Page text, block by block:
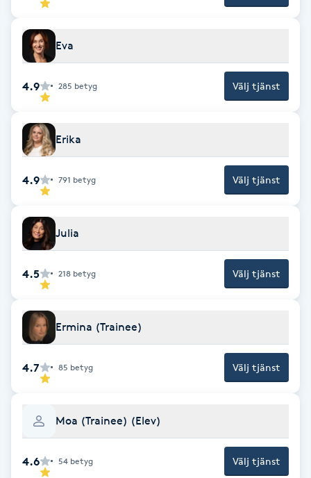
Gelenaglar
Gellack
Gellack med förstärkning
Gravidmassage
Gravidyoga
Gruppträning
Hatha Yoga
Healing
Herrklippning
HIFU
Eva
4.9 285 betyg Välj tjänst
Erika
4.9 791 betyg Välj tjänst
Julia
4.5 218 betyg Välj tjänst
Ermina (Trainee)
4.7 85 betyg Välj tjänst
Moa (Trainee) (Elev)
4.6 54 betyg Välj tjänst